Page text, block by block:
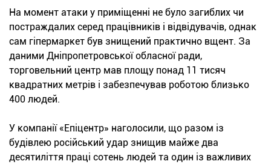
На момент атаки у приміщенні не було загиблих чи
постраждалих серед працівників і відвідувачів, однак
сам гіпермаркет був знищений практично вщент. За
даними Дніпропетровської обласної ради,
торговельний центр мав площу понад 11 тисяч
квадратних метрів і забезпечував роботою близько
400 людей.
У компанії «Епіцентр» наголосили, що разом із
будівлею російський удар знищив майже два
десятиліття праці сотень людей та один із важливих